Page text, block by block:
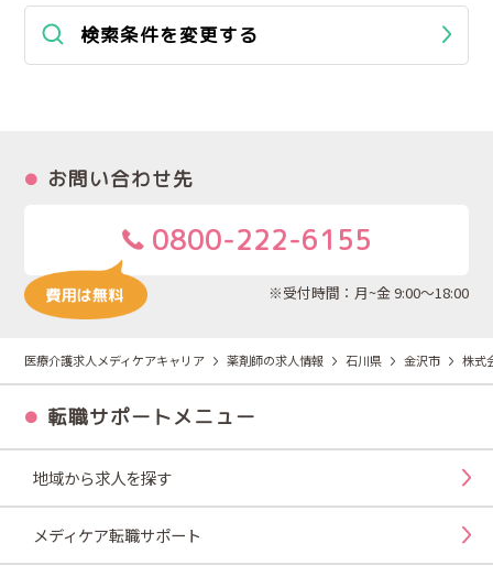
検索条件を変更する
お問い合わせ先
0800-222-6155
※受付時間：月~金 9:00～18:00
医療介護求人メディケアキャリア 薬剤師の求人情報 石川県 金沢市 株式
転職サポートメニュー
地域から求人を探す
メディケア転職サポート